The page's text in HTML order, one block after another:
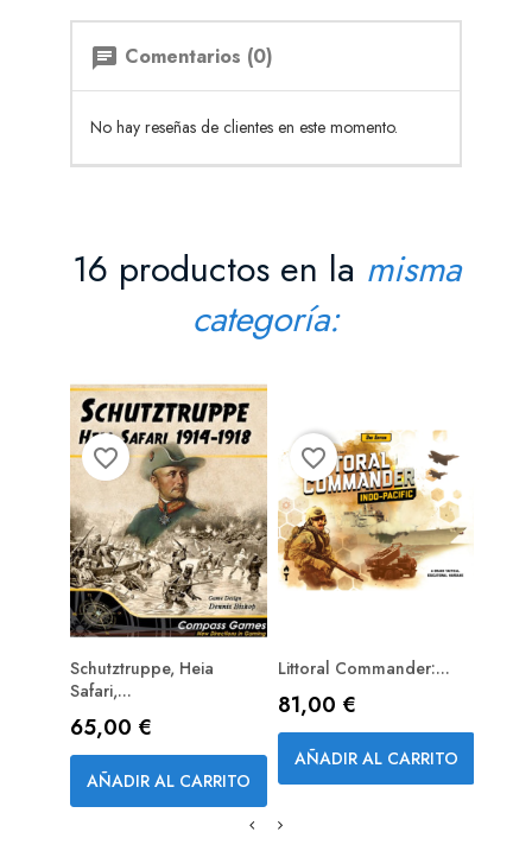
chat Comentarios (0)
No hay reseñas de clientes en este momento.
16 productos en la misma
categoría:
Schutztruppe, Heia
Safari,...
Precio
65,00 €
AÑADIR AL CARRITO
favorite_border
Littoral Commander:...
Precio
81,00 €
AÑADIR AL CARRITO
favorite_border